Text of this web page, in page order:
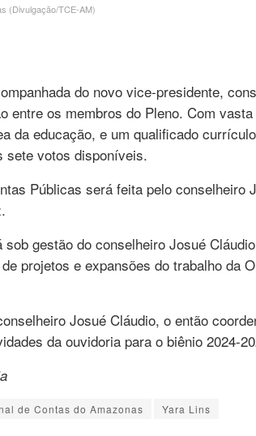
(Divulgação/TCE-AM)
do novo vice-presidente,
entre os membros do Pleno. Com
da educação, e um qualificado
sete votos disponíveis.
Públicas será feita pelo conselheiro
gestão do conselheiro Josué
projetos e expansões do trabalho da
Josué Cláudio, o então
da ouvidoria para o biênio 2024-
de Contas do Amazonas Yara Lins